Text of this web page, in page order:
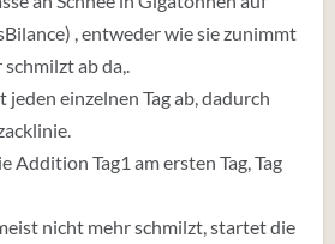
, entweder wie sie zunimmt
ab da,.
einzelnen Tag ab, dadurch
Addition Tag1 am ersten Tag, Tag
nicht mehr schmilzt, startet die